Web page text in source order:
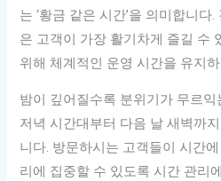
는 ‘황금 같은 시간’을 의미합니
은 고객이 가장 활기차게 즐길 수
위해 체계적인 운영 시간을 유지
밤이 깊어질수록 분위기가 무르
저녁 시간대부터 다음 날 새벽까
니다. 방문하시는 고객들이 시간
리에 집중할 수 있도록 시간 관리